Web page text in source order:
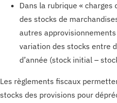
Dans la rubrique « charges
des stocks de
autres approvisionnements
variation des stocks entre
d’année (stock initial –
Les règlements fiscaux
stocks des provisions pour